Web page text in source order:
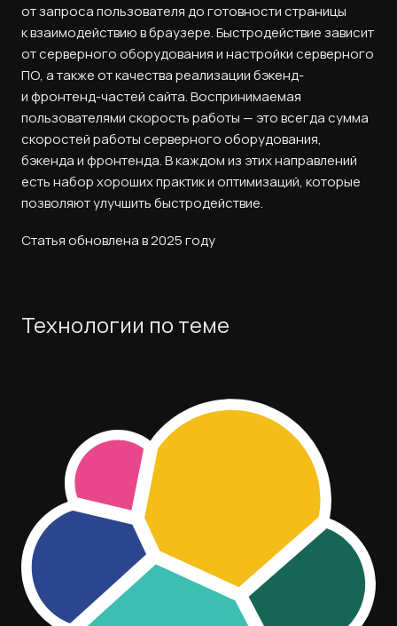
от запроса пользователя до готовности страницы
к взаимодействию в браузере. Быстродействие зависит
от серверного оборудования и настройки серверного
ПО, а также от качества реализации бэкенд-
и фронтенд-частей сайта. Воспринимаемая
пользователями скорость работы — это всегда сумма
скоростей работы серверного оборудования,
бэкенда и фронтенда. В каждом из этих направлений
есть набор хороших практик и оптимизаций, которые
позволяют улучшить быстродействие.
Статья обновлена в 2025 году
Технологии по теме